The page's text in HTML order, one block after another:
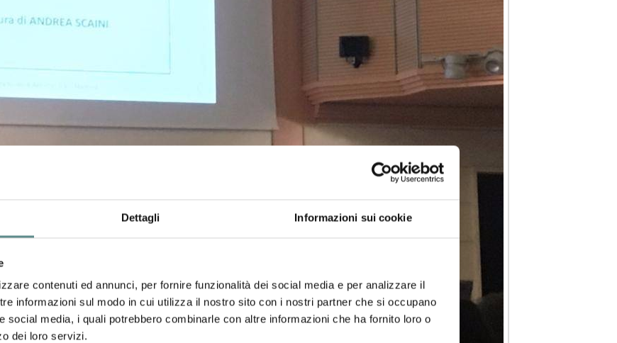
Dettagli Informazioni sui cookie
contenuti ed annunci, per fornire funzionalità dei social media e per analizzare il
informazioni sul modo in cui utilizza il nostro sito con i nostri partner che si occupano
social media, i quali potrebbero combinarle con altre informazioni che ha fornito loro o
dei loro servizi.